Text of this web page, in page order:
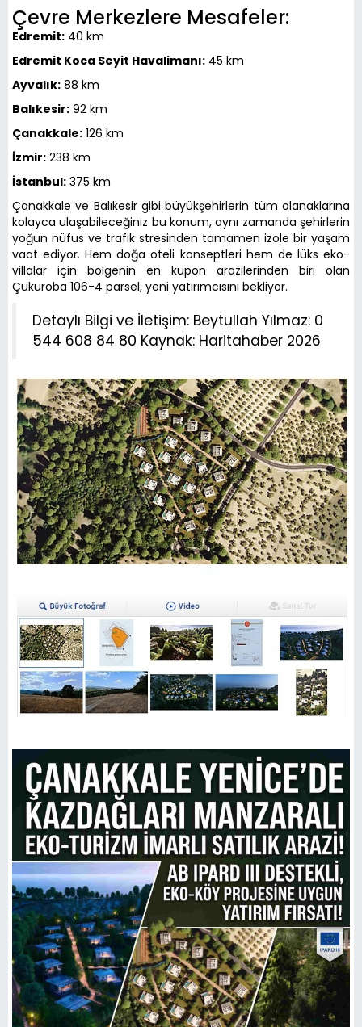
Çevre Merkezlere Mesafeler:
Edremit: 40 km
Edremit Koca Seyit Havalimanı: 45 km
Ayvalık: 88 km
Balıkesir: 92 km
Çanakkale: 126 km
İzmir: 238 km
İstanbul: 375 km
Çanakkale ve Balıkesir gibi büyükşehirlerin tüm olanaklarına
kolayca ulaşabileceğiniz bu konum, aynı zamanda şehirlerin
yoğun nüfus ve trafik stresinden tamamen izole bir yaşam
vaat ediyor. Hem doğa oteli konseptleri hem de lüks eko-
villalar için bölgenin en kupon arazilerinden biri olan
Çukuroba 106-4 parsel, yeni yatırımcısını bekliyor.
Detaylı Bilgi ve İletişim: Beytullah Yılmaz: 0
544 608 84 80 Kaynak: Haritahaber 2026